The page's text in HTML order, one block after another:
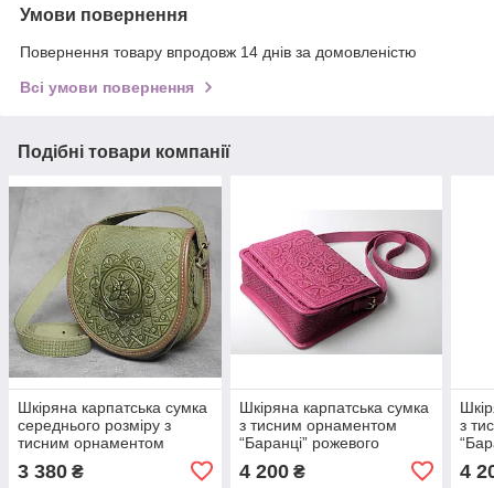
Умови повернення
Повернення товару впродовж 14 днів за домовленістю
Всі умови повернення
Подібні товари компанії
Шкіряна карпатська сумка
середнього розміру з
тисним орнаментом
кольору, 20х21х8 см
3 380 ₴
Шкіряна карпатська сумка
з тисним орнаментом
“Баранці” рожевого
4 200₴
з
4